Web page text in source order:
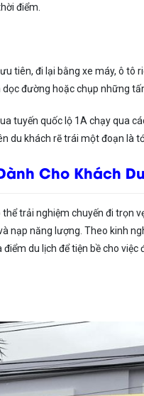
điểm.
tiên, đi lại bằng xe máy, ô tô
đường hoặc chụp những
tuyến quốc lộ 1A chạy qua
du khách rẽ trái một đoạn là
Cho Khách
trải nghiệm chuyến đi trọn
nạp năng lượng. Theo kinh
du lịch để tiện bề cho